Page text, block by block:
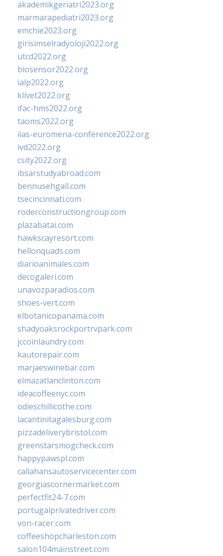
akademikgeriatri2023.org
marmarapediatri2023.org
emchie2023.org
girisimselradyoloji2022.org
utcd2022.org
biosensor2022.org
ialp2022.org
klivet2022.org
ifac-hms2022.org
taoms2022.org
iias-euromena-conference2022.org
ivd2022.org
csity2022.org
ibsarstudyabroad.com
bennusehgall.com
tsecincinnati.com
roderconstructiongroup.com
plazabatai.com
hawkscayresort.com
hellonquads.com
diarioanimales.com
decogaleri.com
unavozparadios.com
shoes-vert.com
elbotanicopanama.com
shadyoaksrockportrvpark.com
jccoinlaundry.com
kautorepair.com
marjaeswinebar.com
elmazatlanclinton.com
ideacoffeenyc.com
odieschillicothe.com
lacantinitagalesburg.com
pizzadeliverybristol.com
greenstarsmogcheck.com
happypawspl.com
callahansautoservicecenter.com
georgiascornermarket.com
perfectfit24-7.com
portugalprivatedriver.com
von-racer.com
coffeeshopcharleston.com
salon104mainstreet.com